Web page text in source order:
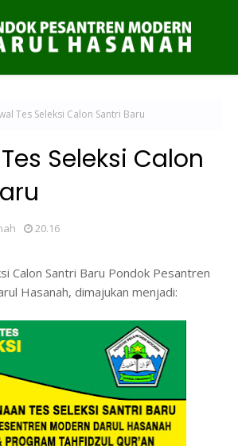
Tes Seleksi Calon Santri Baru
Seleksi Calon
20.16
Calon Santri Baru Pondok Pesantren
Hasanah, dimajukan menjadi: